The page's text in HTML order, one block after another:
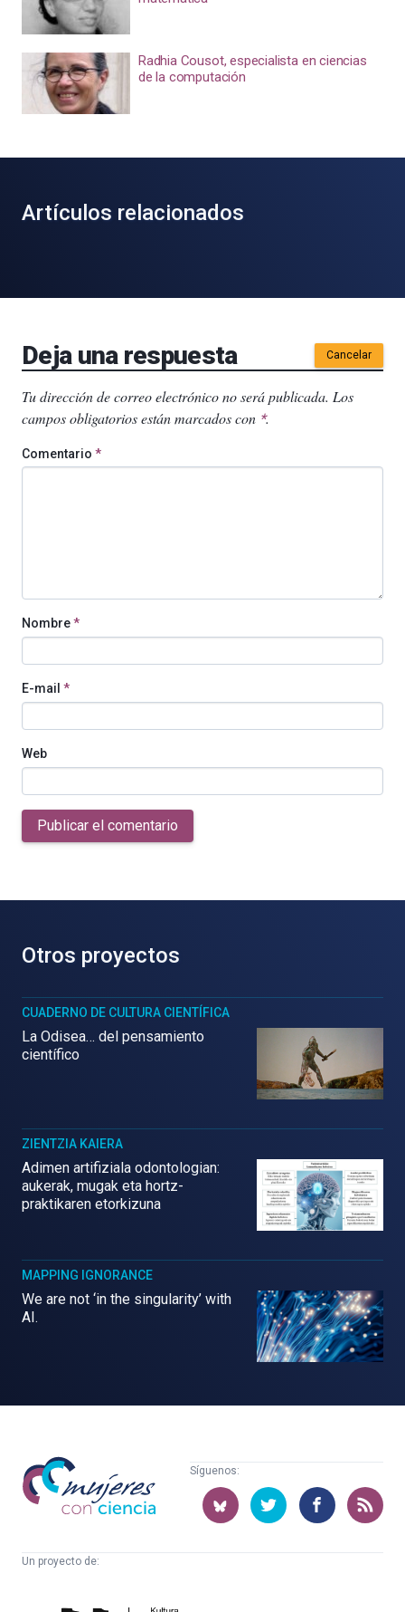
Radhia Cousot, especialista en ciencias
de la computación
Artículos relacionados
Deja una respuesta Cancelar
Tu dirección de correo electrónico no será publicada. Los
campos obligatorios están marcados con *.
Comentario *
Nombre*
E-mail *
Web
Publicar el comentario
Otros proyectos
CUADERNO DE CULTURA CIENTÍFICA
La Odisea… del pensamiento
científico
ZIENTZIA KAIERA
Adimen artifiziala odontologian:
aukerak, mugak eta hortz-
praktikaren etorkizuna
MAPPING IGNORANCE
We are not ‘in the singularity’ with
AI.
Mujeres
con
ciencia
Síguenos:
Un proyecto de: